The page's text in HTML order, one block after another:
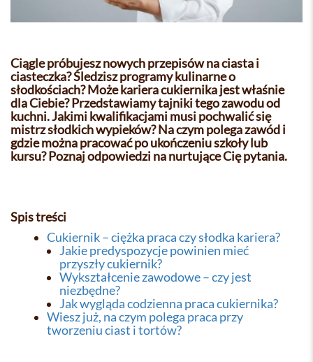
Ciągle próbujesz nowych przepisów na ciasta i
ciasteczka? Śledzisz programy kulinarne o
słodkościach? Może kariera cukiernika jest właśnie
dla Ciebie? Przedstawiamy tajniki tego zawodu od
kuchni. Jakimi kwalifikacjami musi pochwalić się
mistrz słodkich wypieków? Na czym polega zawód i
gdzie można pracować po ukończeniu szkoły lub
kursu? Poznaj odpowiedzi na nurtujące Cię pytania.
Spis treści
Cukiernik – ciężka praca czy słodka kariera?
Jakie predyspozycje powinien mieć
przyszły cukiernik?
Wykształcenie zawodowe – czy jest
niezbędne?
Jak wygląda codzienna praca cukiernika?
Wiesz już, na czym polega praca przy
tworzeniu ciast i tortów?